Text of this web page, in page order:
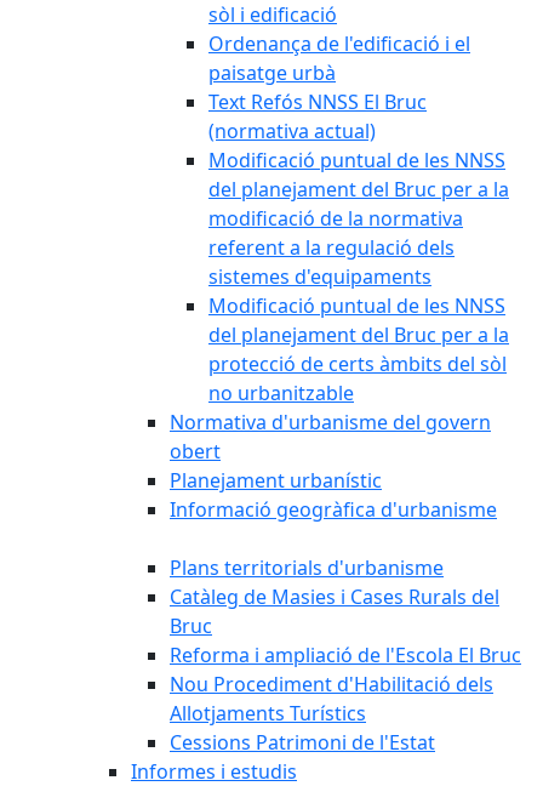
sòl i edificació
Ordenança de l'edificació i el
paisatge urbà
Text Refós NNSS El Bruc
(normativa actual)
Modificació puntual de les NNSS
del planejament del Bruc per a la
modificació de la normativa
referent a la regulació dels
sistemes d'equipaments
Modificació puntual de les NNSS
del planejament del Bruc per a la
protecció de certs àmbits del sòl
no urbanitzable
Normativa d'urbanisme del govern
obert
Planejament urbanístic
Informació geogràfica d'urbanisme
Plans territorials d'urbanisme
Catàleg de Masies i Cases Rurals del
Bruc
Reforma i ampliació de l'Escola El Bruc
Nou Procediment d'Habilitació dels
Allotjaments Turístics
Cessions Patrimoni de l'Estat
Informes i estudis